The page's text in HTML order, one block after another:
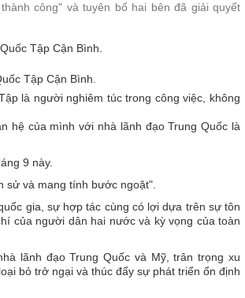
công" và tuyên bố hai bên đã giải quyết
Tập Cận Bình.
là người nghiêm túc trong công việc, không
hệ của mình với nhà lãnh đạo Trung Quốc là
9 này.
sử và mang tính bước ngoặt".
gia, sự hợp tác cùng có lợi dựa trên sự tôn
của người dân hai nước và kỳ vọng của toàn
lãnh đạo Trung Quốc và Mỹ, trân trọng xu
bỏ trở ngại và thúc đẩy sự phát triển ổn định